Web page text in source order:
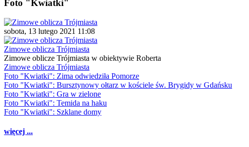
Foto "Kwiatki"
sobota, 13 lutego 2021 11:08
Zimowe oblicza Trójmiasta
Zimowe oblicze Trójmiasta w obiektywie Roberta
Zimowe oblicza Trójmiasta
Foto "Kwiatki": Zima odwiedziła Pomorze
Foto "Kwiatki": Bursztynowy ołtarz w kościele św. Brygidy w Gdańsku
Foto "Kwiatki": Gra w zielone
Foto "Kwiatki": Temida na haku
Foto "Kwiatki": Szklane domy
więcej ...